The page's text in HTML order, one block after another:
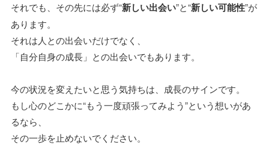
それでも、その先には必ず“新しい出会い”と“新しい可能性”が
あります。
それは人との出会いだけでなく、
「自分自身の成長」との出会いでもあります。
今の状況を変えたいと思う気持ちは、成長のサインです。
もし心のどこかに“もう一度頑張ってみよう”という想いがあ
るなら、
その一歩を止めないでください。